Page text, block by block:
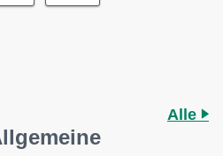
Alle